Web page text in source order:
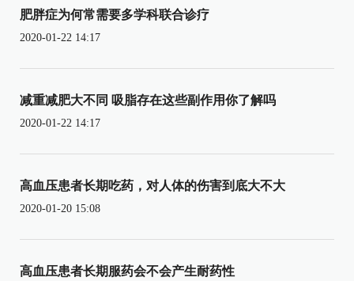
肥胖症为何常需要多学科联合诊疗
2020-01-22 14:17
减重减肥大不同 吸脂存在这些副作用你了解吗
2020-01-22 14:17
高血压患者长期吃药，对人体的伤害到底大不大
2020-01-20 15:08
高血压患者长期服药会不会产生耐药性